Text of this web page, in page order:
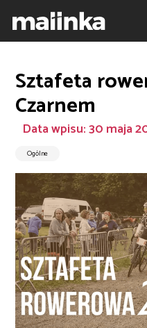
Sztafeta
Czarnem
Data wpisu: 30 maja
Ogólne